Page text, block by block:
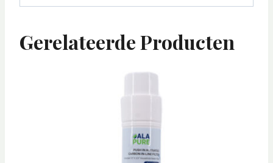
Gerelateerde Producten